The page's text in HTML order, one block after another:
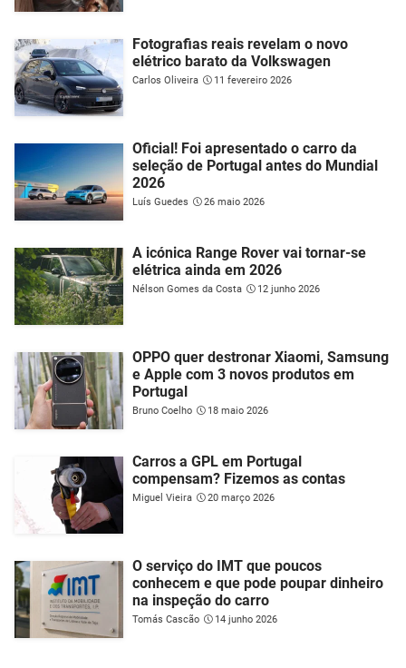
Fotografias reais revelam o novo
elétrico barato da Volkswagen
Carlos Oliveira 11 fevereiro 2026
Oficial! Foi apresentado o carro da
seleção de Portugal antes do Mundial
2026
Luís Guedes 26 maio 2026
A icónica Range Rover vai tornar-se
elétrica ainda em 2026
Nélson Gomes da Costa 12 junho 2026
OPPO quer destronar Xiaomi, Samsung
e Apple com 3 novos produtos em
Portugal
Bruno Coelho 18 maio 2026
Carros a GPL em Portugal
compensam? Fizemos as contas
Miguel Vieira 20 março 2026
O serviço do IMT que poucos
conhecem e que pode poupar dinheiro
na inspeção do carro
Tomás Cascão 14 junho 2026